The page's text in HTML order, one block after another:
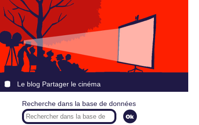
Le blog Partager le cinéma
Recherche dans la base de données